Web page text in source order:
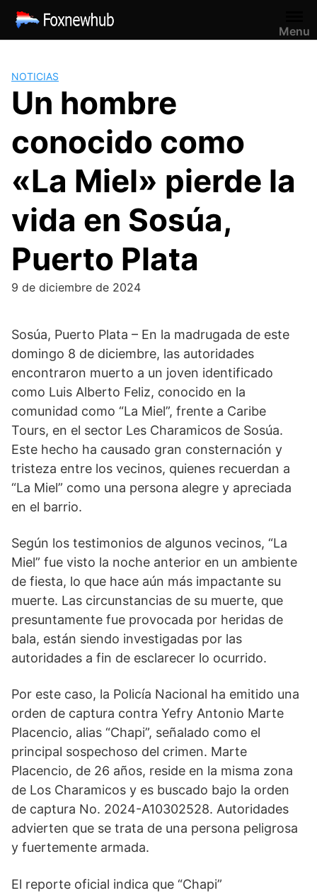
Saltar
contenido
Menu
NOTICIAS
Un hombre
conocido como
«La Miel» pierde la
vida en Sosúa,
Puerto Plata
9 de diciembre de 2024
Sosúa, Puerto Plata – En la madrugada de este
domingo 8 de diciembre, las autoridades
encontraron muerto a un joven identificado
como Luis Alberto Feliz, conocido en la
comunidad como “La Miel”, frente a Caribe
Tours, en el sector Les Charamicos de Sosúa.
Este hecho ha causado gran consternación y
tristeza entre los vecinos, quienes recuerdan a
“La Miel” como una persona alegre y apreciada
en el barrio.
Según los testimonios de algunos vecinos, “La
Miel” fue visto la noche anterior en un ambiente
de fiesta, lo que hace aún más impactante su
muerte. Las circunstancias de su muerte, que
presuntamente fue provocada por heridas de
bala, están siendo investigadas por las
autoridades a fin de esclarecer lo ocurrido.
Por este caso, la Policía Nacional ha emitido una
orden de captura contra Yefry Antonio Marte
Placencio, alias “Chapi”, señalado como el
principal sospechoso del crimen. Marte
Placencio, de 26 años, reside en la misma zona
de Los Charamicos y es buscado bajo la orden
de captura No. 2024-A10302528. Autoridades
advierten que se trata de una persona peligrosa
y fuertemente armada.
El reporte oficial indica que “Chapi”